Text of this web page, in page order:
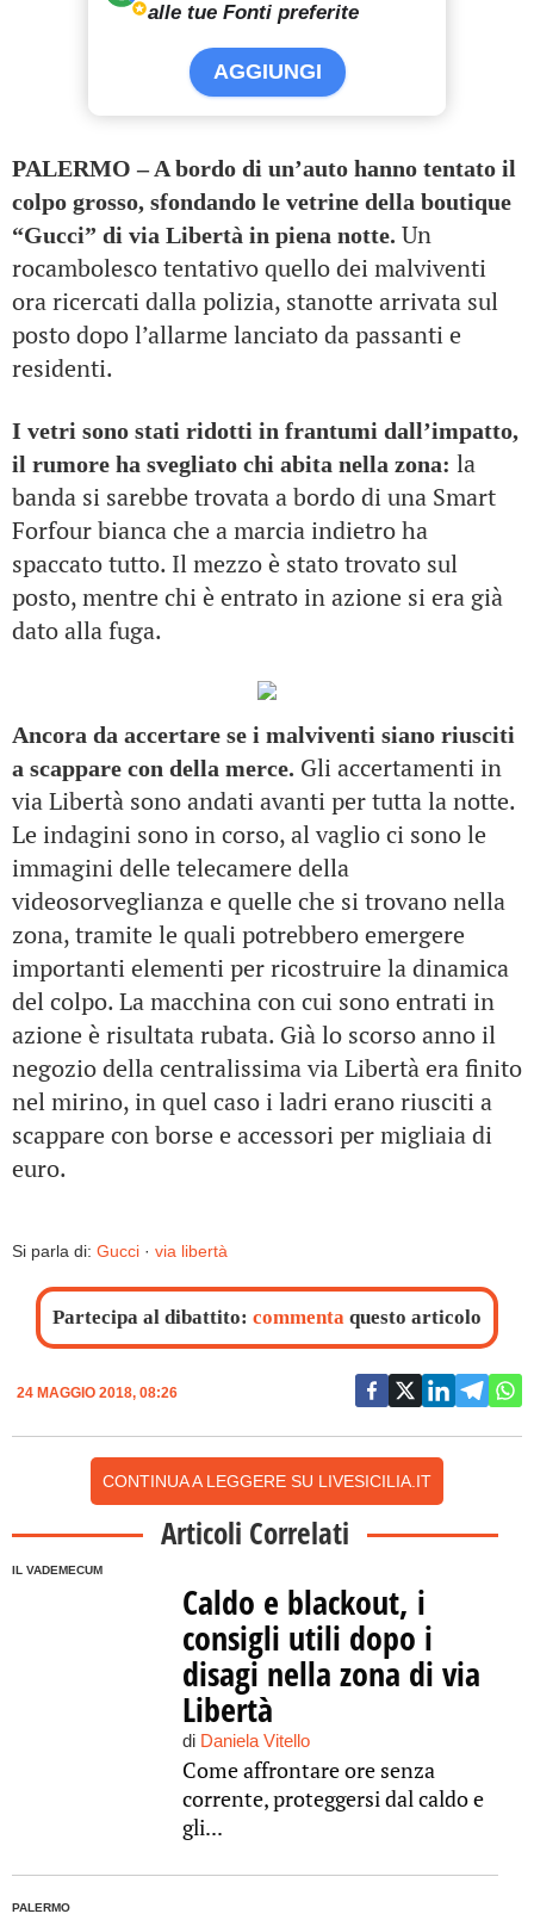
alle tue Fonti preferite
AGGIUNGI
PALERMO – A bordo di un’auto hanno tentato il
colpo grosso, sfondando le vetrine della boutique
“Gucci” di via Libertà in piena notte. Un
rocambolesco tentativo quello dei malviventi
ora ricercati dalla polizia, stanotte arrivata sul
posto dopo l’allarme lanciato da passanti e
residenti.
I vetri sono stati ridotti in frantumi dall’impatto,
il rumore ha svegliato chi abita nella zona: la
banda si sarebbe trovata a bordo di una Smart
Forfour bianca che a marcia indietro ha
spaccato tutto. Il mezzo è stato trovato sul
posto, mentre chi è entrato in azione si era già
dato alla fuga.
Ancora da accertare se i malviventi siano riusciti
a scappare con della merce. Gli accertamenti in
via Libertà sono andati avanti per tutta la notte.
Le indagini sono in corso, al vaglio ci sono le
immagini delle telecamere della
videosorveglianza e quelle che si trovano nella
zona, tramite le quali potrebbero emergere
importanti elementi per ricostruire la dinamica
del colpo. La macchina con cui sono entrati in
azione è risultata rubata. Già lo scorso anno il
negozio della centralissima via Libertà era finito
nel mirino, in quel caso i ladri erano riusciti a
scappare con borse e accessori per migliaia di
euro.
Si parla di: Gucci · via libertà
Partecipa al dibattito: commenta questo articolo
24 MAGGIO 2018, 08:26
CONTINUA A LEGGERE SU LIVESICILIA.IT
Articoli Correlati
IL VADEMECUM
Caldo e blackout, i
consigli utili dopo i
disagi nella zona di via
Libertà
di Daniela Vitello
Come affrontare ore senza
corrente, proteggersi dal caldo e
gli...
PALERMO